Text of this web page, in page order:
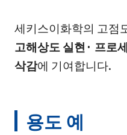
세키스이화학의 고점
고해상도 실현· 프로
삭감에 기여합니다.
용도 예